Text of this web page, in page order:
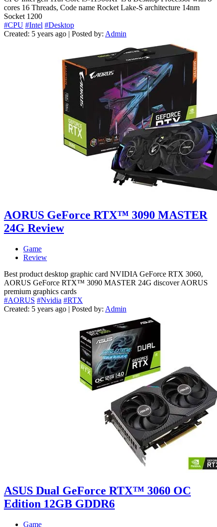
cores 16 Threads, Code name Rocket Lake-S architecture 14nm
Socket 1200
#CPU #Intel #Desktop
Created: 5 years ago | Posted by: Admin
AORUS GeForce RTX™ 3090 MASTER
24G Review
Game
Review
Best product desktop graphic card NVIDIA GeForce RTX 3060,
AORUS GeForce RTX™ 3090 MASTER 24G discover AORUS
premium graphics cards
#AORUS #Nvidia #RTX
Created: 5 years ago | Posted by: Admin
ASUS Dual GeForce RTX™ 3060 OC
Edition 12GB GDDR6
Game